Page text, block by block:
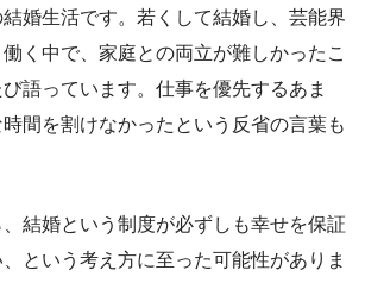
婚生活です。若くして結婚し、芸能界
く中で、家庭との両立が難しかったこ
語っています。仕事を優先するあま
間を割けなかったという反省の言葉も
結婚という制度が必ずしも幸せを保証
という考え方に至った可能性がありま